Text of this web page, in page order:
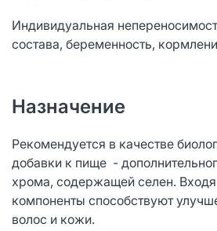
Индивидуальная
состава, беременность,
Назначение
Рекомендуется в качестве
добавки к пище -
хрома, содержащей селен.
компоненты способствуют
волос и кожи.